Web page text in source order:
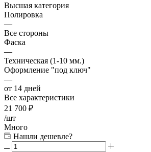
Высшая категория
Полировка
—
Все стороны
Фаска
—
Техническая (1-10 мм.)
Оформление "под ключ"
—
от 14 дней
Все характеристики
21 700 ₽
/шт
Много
Нашли дешевле?